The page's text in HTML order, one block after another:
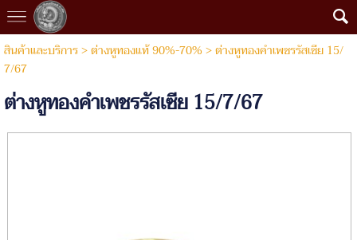
สินค้าและบริการ>ต่างหูทองแท้ 90%-70% > ต่างหูทองคำเพชรรัสเซีย 15/
7/67
ต่างหูทองคำเพชรรัสเซีย 15/7/67